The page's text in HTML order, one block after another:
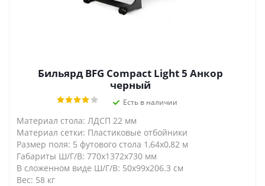
Бильярд BFG Compact Light 5 Анкор
черный
Есть в наличии
Материал стола: ЛДСП 22 мм
Материал сетки: Пластиковые отбойники
Размер поля: 5 футового стола 1,64х0,82 м
Габариты Ш/Г/В: 770х1372х730 мм
В сложенном виде Ш/Г/В: 50х99х206.3 см
Вес: 58 кг